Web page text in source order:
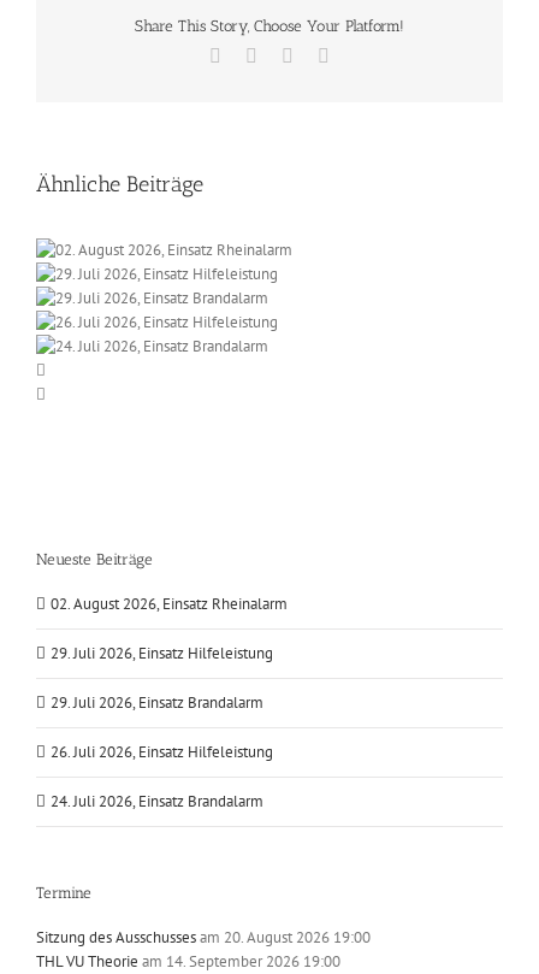
Share This Story, Choose Your Platform!
Facebook
Ähnliche Beiträge
Neueste Beiträge
02. August 2026, Einsatz Rheinalarm
29. Juli 2026, Einsatz Hilfeleistung
29. Juli 2026, Einsatz Brandalarm
26. Juli 2026, Einsatz Hilfeleistung
24. Juli 2026, Einsatz Brandalarm
Termine
Sitzung des Ausschussesam 20. August 2026 19:00
THL VU Theorie am 14. September 2026 19:00